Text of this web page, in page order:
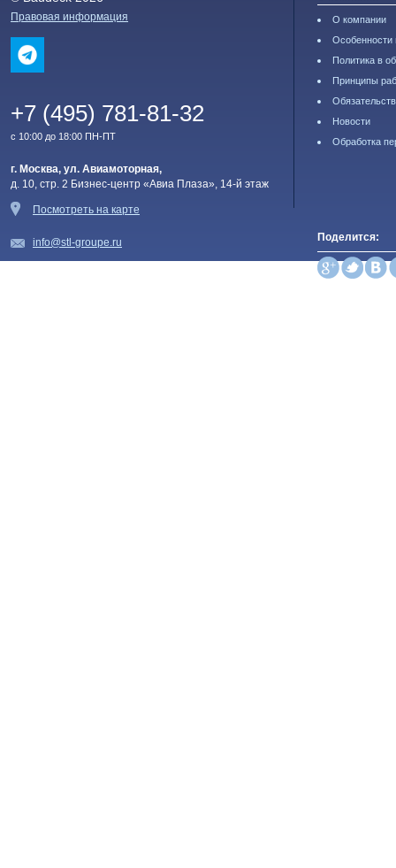
Правовая информация
+7 (495) 781-81-32
с 10:00 до 18:00 ПН-ПТ
г. Москва, ул. Авиамоторная,
д. 10, стр. 2 Бизнес-центр «Авиа Плаза», 14-й этаж
Посмотреть на карте
info@stl-groupe.ru
О компании
Особенности
Политика в
Принципы
Новости
Обработка
Поделится: